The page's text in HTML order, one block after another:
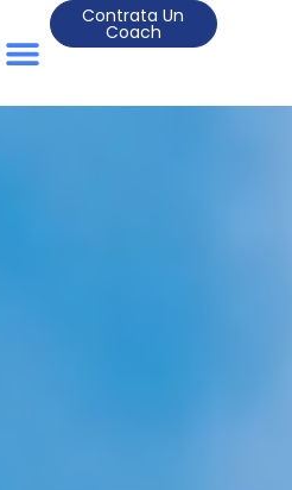
Contrata Un
Coach